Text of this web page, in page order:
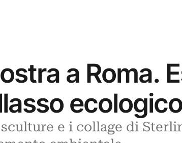
a Roma.
ecologico
e i collage di